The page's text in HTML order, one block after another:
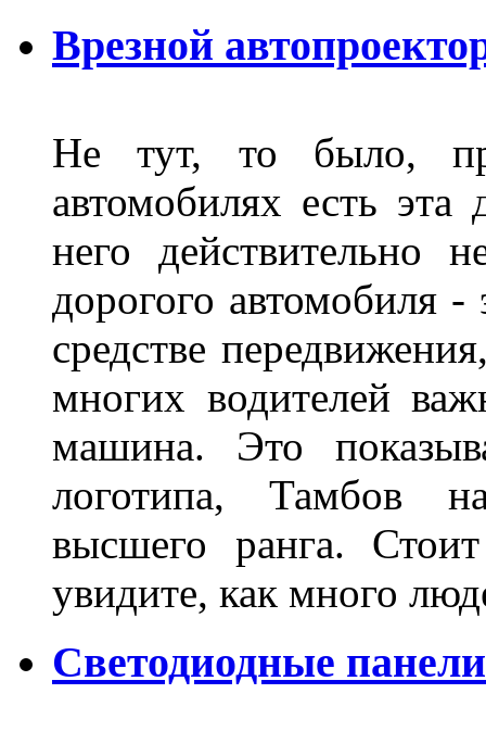
Врезной
Не тут, то было,
автомобилях есть
него действительно
дорогого автомобиля
средстве
многих водителей
машина. Это
логотипа, Тамбов
высшего ранга.
увидите, как много
Светодиодные